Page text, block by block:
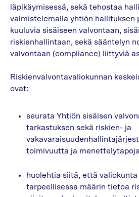
läpikäymisessä, sekä tehostaa
valmistelemalla yhtiön hallituksen
kuuluvia sisäiseen valvontaan,
riskienhallintaan, sekä sääntelyn
valvontaan (compliance) liittyviä
Riskienvalvontavaliokunnan
ovat:
seurata Yhtiön sisäisen
tarkastuksen sekä riskien- ja
toimivuutta ja
huolehtia siitä, että
tarpeellisessa määrin tietoa